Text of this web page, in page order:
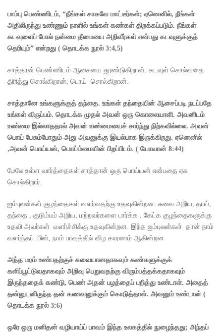
பாம்பு பெண்ணிடம், “நீங்கள் சாகவே மாட்டீர்கள்; ஏனெனில், நீங்கள்
அதிலிருந்து உண்ணும் நாளில் உங்கள் கண்கள் திறக்கப்படும். நீங்கள்
கடவுளைப் போல் நன்மை தீமையை அறிவீர்கள் என்பது கடவுளுக்குத்
தெரியும்” என்றது ( தொடக்க நூல் 3:4,5)
சாத்தான் பெண்ணிடம் ஆசையை தூண்டுகிறான். கடவுள் சொல்வதை
திரித்து சொல்கிறான், பொய் சொல்கிறான்.
சாத்தானே உங்களுக்குத் தந்தை. உங்கள் தந்தையின் ஆசைப்படி நடப்பதே
உங்கள் விருப்பம். தொடக்க முதல் அவன் ஒரு கொலையாளி. அவனிடம்
உண்மை இல்லாததால் அவன் உண்மையைச் சார்ந்து நிற்கவில்லை. அவன்
பொய் பேசும்போதும் அது அவனுக்கு இயல்பாக இருக்கிறது. ஏனெனில்
,அவன் பொய்யன், பொய்ம்மையின் பிறப்பிடம். ( யோவான் 8:44)
மேலே உள்ள வார்த்தைகள் சாத்தான் ஒரு பொய்யன் என்பதை ஏசு
சொல்கிறார்.
ஐம்புலன்கள் குழந்தைகள் வளர்வதற்கு உதவுகின்றன. சுவை அறிய, தாய்,
தந்தை , குடும்பம் அறிய, மற்றவர்களை பார்க்க , கேட்க குழந்தைகளுக்கு
உதவி அவர்கள் வளர்ச்சிக்கு உதவுகின்றன. இந்த ஐம்புலன்கள் தான் நாம்
வளர்ந்தப் பின், நாம் பாவத்தில் விழ காரணம் ஆகின்றன.
அந்த மரம் உண்பதற்குச் சுவையானதாகவும் கண்களுக்குக்
களிப்பூட்டுவதாகவும் அறிவு பெறுவதற்கு விரும்பத்தக்கதாகவும்
இருந்ததைக் கண்டு, பெண் அதன் பழத்தைப் பறித்து உண்டாள். அதைத்
தன்னுடனிருந்த தன் கணவனுக்கும் கொடுத்தாள். அவனும் உண்டான் (
தொடக்க நூல் 3:6)
ஒரே ஒரு மனிதன் வழியாய்ப் பாவம் இந்த உலகத்தில் நுழைந்தது; அந்தப்